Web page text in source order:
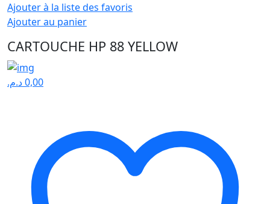
Ajouter à la liste des favoris
Ajouter au panier
CARTOUCHE HP 88 YELLOW
0,00د.م.